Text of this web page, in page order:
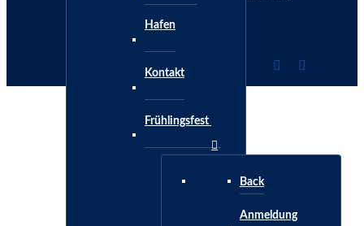
Hafen
Kontakt
Frühlingsfest
Back
Anmeldung
Aktuelle Seite: